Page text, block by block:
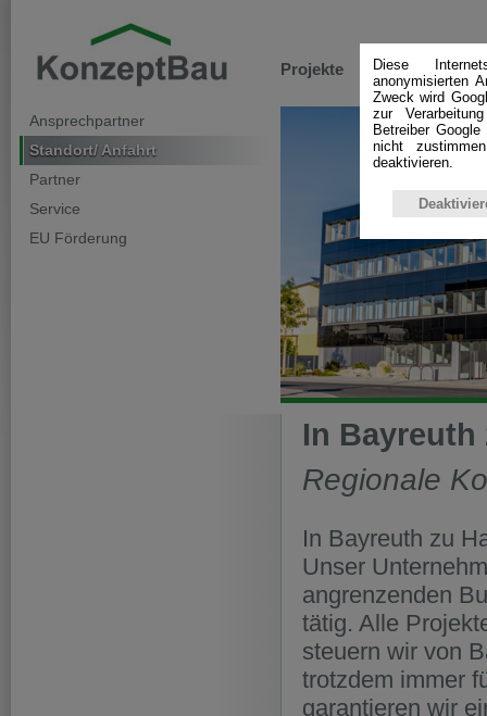
Projekte Leistungen
Ansprechpartner
Standort/ Anfahrt
Partner
Service
EU Förderung
In Bayreuth
Regionale
In Bayreuth zu
Unser
angrenzenden
tätig. Alle
steuern wir von
trotzdem immer
garantieren wir
Diese
anonymisierten
Zweck wird
zur
Betreiber
nicht
deaktivieren.